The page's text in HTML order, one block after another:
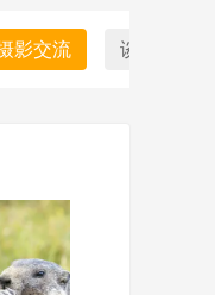
影交流 谈天说地